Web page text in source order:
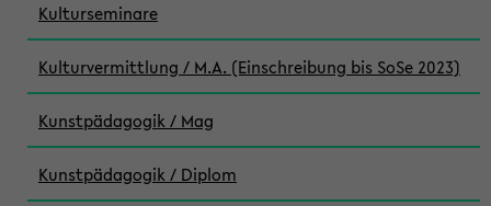
Kulturseminare
Kulturvermittlung / M.A. (Einschreibung bis SoSe 2023)
Kunstpädagogik / Mag
Kunstpädagogik / Diplom